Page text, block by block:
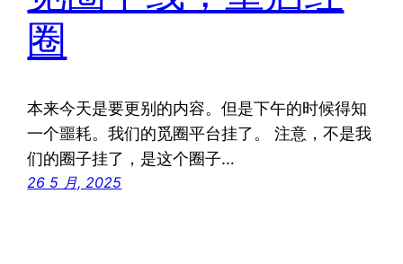
圈
本来今天是要更别的内容。但是下午的时候得知
一个噩耗。我们的觅圈平台挂了。 注意，不是我
们的圈子挂了，是这个圈子…
26 5 月, 2025